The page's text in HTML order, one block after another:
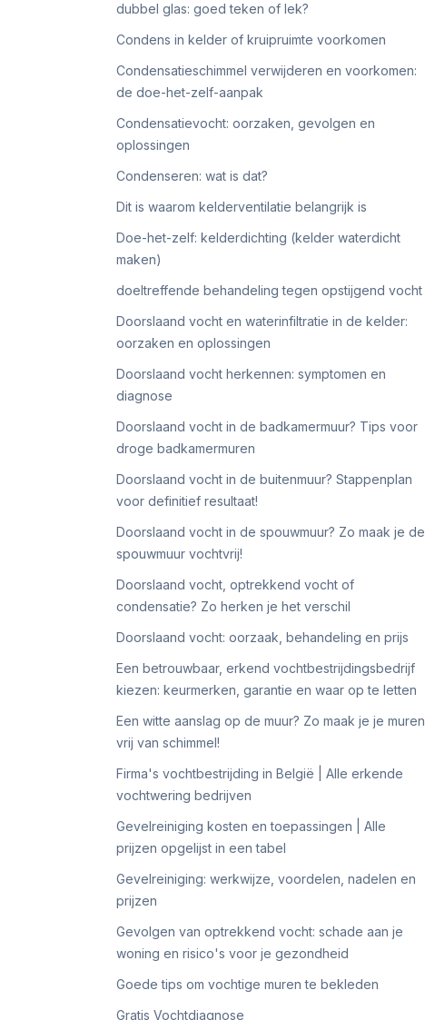
dubbel glas: goed teken of lek?
Condens in kelder of kruipruimte voorkomen
Condensatieschimmel verwijderen en voorkomen:
de doe-het-zelf-aanpak
Condensatievocht: oorzaken, gevolgen en
oplossingen
Condenseren: wat is dat?
Dit is waarom kelderventilatie belangrijk is
Doe-het-zelf: kelderdichting (kelder waterdicht
maken)
doeltreffende behandeling tegen opstijgend vocht
Doorslaand vocht en waterinfiltratie in de kelder:
oorzaken en oplossingen
Doorslaand vocht herkennen: symptomen en
diagnose
Doorslaand vocht in de badkamermuur? Tips voor
droge badkamermuren
Doorslaand vocht in de buitenmuur? Stappenplan
voor definitief resultaat!
Doorslaand vocht in de spouwmuur? Zo maak je de
spouwmuur vochtvrij!
Doorslaand vocht, optrekkend vocht of
condensatie? Zo herken je het verschil
Doorslaand vocht: oorzaak, behandeling en prijs
Een betrouwbaar, erkend vochtbestrijdingsbedrijf
kiezen: keurmerken, garantie en waar op te letten
Een witte aanslag op de muur? Zo maak je je muren
vrij van schimmel!
Firma's vochtbestrijding in België | Alle erkende
vochtwering bedrijven
Gevelreiniging kosten en toepassingen | Alle
prijzen opgelijst in een tabel
Gevelreiniging: werkwijze, voordelen, nadelen en
prijzen
Gevolgen van optrekkend vocht: schade aan je
woning en risico's voor je gezondheid
Goede tips om vochtige muren te bekleden
Gratis Vochtdiagnose